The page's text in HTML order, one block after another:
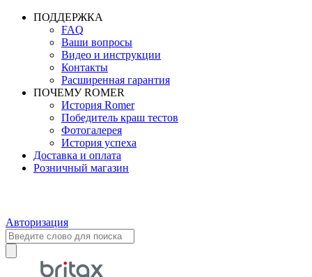
ПОДДЕРЖКА
FAQ
Ваши вопросы
Видео и инструкции
Контакты
Расширенная гарантия
ПОЧЕМУ ROMER
История Romer
Победитель краш тестов
Фотогалерея
История успеха
Доставка и оплата
Розничный магазин
Авторизация